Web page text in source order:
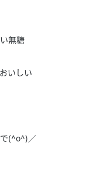
無糖
いしい
(^o^)／